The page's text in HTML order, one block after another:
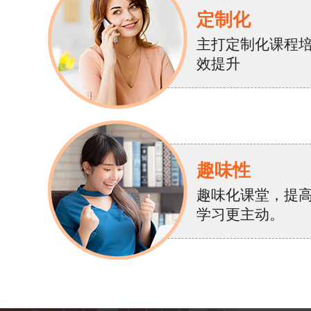
定制化
主打定制化课程
效提升
趣味性
趣味化课堂，提
学习更主动。